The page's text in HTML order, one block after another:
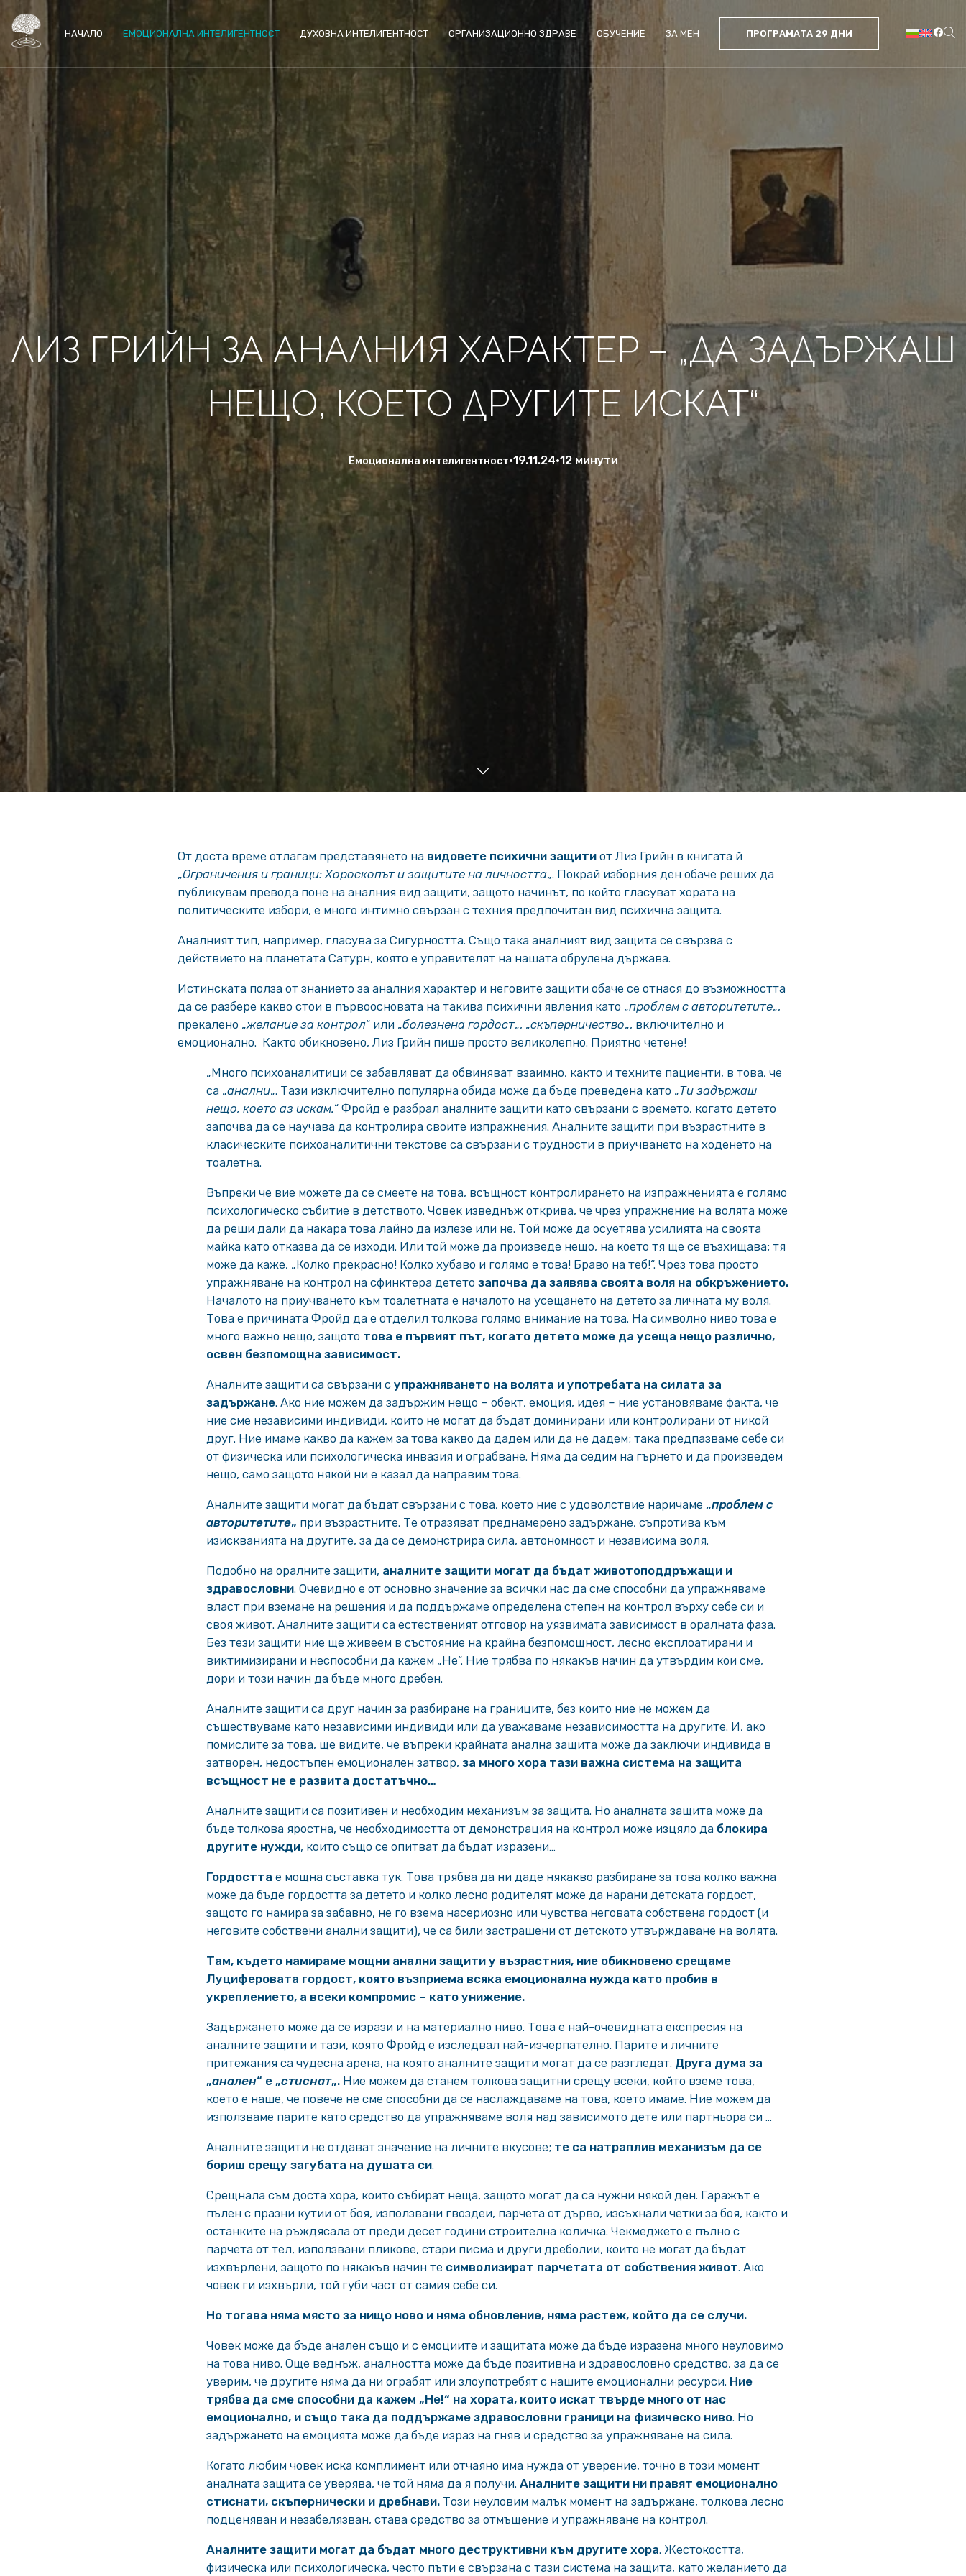
НАЧАЛО ЕМОЦИОНАЛНА ИНТЕЛИГЕНТНОСТ ДУХОВНА ИНТЕЛИГЕНТНОСТ ОРГАНИЗАЦИОННО ЗДРАВЕ ОБУЧЕНИЕ ЗА МЕН ПРОГРАМАТА 29 ДНИ
ЛИЗ ГРИЙН ЗА АНАЛНИЯ ХАРАКТЕР – „ДА ЗАДЪРЖАШ
НЕЩО, КОЕТО ДРУГИТЕ ИСКАТ“
Емоционална интелигентност•19.11.24•12 минути
От доста време отлагам представянето на видовете психични защити от Лиз Грийн в книгата й
„Ограничения и граници: Хороскопът и защитите на личността„. Покрай изборния ден обаче реших да
публикувам превода поне на аналния вид защити, защото начинът, по който гласуват хората на
политическите избори, е много интимно свързан с техния предпочитан вид психична защита.
Аналният тип, например, гласува за Сигурността. Също така аналният вид защита се свързва с
действието на планетата Сатурн, която е управителят на нашата обрулена държава.
Истинската полза от знанието за аналния характер и неговите защити обаче се отнася до възможността
да се разбере какво стои в първоосновата на такива психични явления като „проблем с авторитетите„,
прекалено „желание за контрол“ или „болезнена гордост„, „скъперничество„, включително и
емоционално. Както обикновено, Лиз Грийн пише просто великолепно. Приятно четене!
„Много психоаналитици се забавляват да обвиняват взаимно, както и техните пациенти, в това, че
са „анални„. Тази изключително популярна обида може да бъде преведена като „Ти задържаш
нещо, което аз искам.“ Фройд е разбрал аналните защити като свързани с времето, когато детето
започва да се научава да контролира своите изпражнения. Аналните защити при възрастните в
класическите психоаналитични текстове са свързани с трудности в приучването на ходенето на
тоалетна.
Въпреки че вие можете да се смеете на това, всъщност контролирането на изпражненията е голямо
психологическо събитие в детството. Човек изведнъж открива, че чрез упражнение на волята може
да реши дали да накара това лайно да излезе или не. Той може да осуетява усилията на своята
майка като отказва да се изходи. Или той може да произведе нещо, на което тя ще се възхищава; тя
може да каже, „Колко прекрасно! Колко хубаво и голямо е това! Браво на теб!“. Чрез това просто
упражняване на контрол на сфинктера детето започва да заявява своята воля на обкръжението.
Началото на приучването към тоалетната е началото на усещането на детето за личната му воля.
Това е причината Фройд да е отделил толкова голямо внимание на това. На символно ниво това е
много важно нещо, защото това е първият път, когато детето може да усеща нещо различно,
освен безпомощна зависимост.
Аналните защити са свързани с упражняването на волята и употребата на силата за
задържане. Ако ние можем да задържим нещо – обект, емоция, идея – ние установяваме факта, че
ние сме независими индивиди, които не могат да бъдат доминирани или контролирани от никой
друг. Ние имаме какво да кажем за това какво да дадем или да не дадем; така предпазваме себе си
от физическа или психологическа инвазия и ограбване. Няма да седим на гърнето и да произведем
нещо, само защото някой ни е казал да направим това.
Аналните защити могат да бъдат свързани с това, което ние с удоволствие наричаме „проблем с
авторитетите„ при възрастните. Те отразяват преднамерено задържане, съпротива към
изискванията на другите, за да се демонстрира сила, автономност и независима воля.
Подобно на оралните защити, аналните защити могат да бъдат животоподдръжащи и
здравословни. Очевидно е от основно значение за всички нас да сме способни да упражняваме
власт при вземане на решения и да поддържаме определена степен на контрол върху себе си и
своя живот. Аналните защити са естественият отговор на уязвимата зависимост в оралната фаза.
Без тези защити ние ще живеем в състояние на крайна безпомощност, лесно експлоатирани и
виктимизирани и неспособни да кажем „Не“. Ние трябва по някакъв начин да утвърдим кои сме,
дори и този начин да бъде много дребен.
Аналните защити са друг начин за разбиране на границите, без които ние не можем да
съществуваме като независими индивиди или да уважаваме независимостта на другите. И, ако
помислите за това, ще видите, че въпреки крайната анална защита може да заключи индивида в
затворен, недостъпен емоционален затвор, за много хора тази важна система на защита
всъщност не е развита достатъчно…
Аналните защити са позитивен и необходим механизъм за защита. Но аналната защита може да
бъде толкова яростна, че необходимостта от демонстрация на контрол може изцяло да блокира
другите нужди, които също се опитват да бъдат изразени…
Гордостта е мощна съставка тук. Това трябва да ни даде някакво разбиране за това колко важна
може да бъде гордостта за детето и колко лесно родителят може да нарани детската гордост,
защото го намира за забавно, не го взема насериозно или чувства неговата собствена гордост (и
неговите собствени анални защити), че са били застрашени от детското утвърждаване на волята.
Там, където намираме мощни анални защити у възрастния, ние обикновено срещаме
Луциферовата гордост, която възприема всяка емоционална нужда като пробив в
укреплението, а всеки компромис – като унижение.
Задържането може да се изрази и на материално ниво. Това е най-очевидната експресия на
аналните защити и тази, която Фройд е изследвал най-изчерпателно. Парите и личните
притежания са чудесна арена, на която аналните защити могат да се разгледат. Друга дума за
„анален“ е „стиснат„. Ние можем да станем толкова защитни срещу всеки, който вземе това,
което е наше, че повече не сме способни да се наслаждаваме на това, което имаме. Ние можем да
използваме парите като средство да упражняваме воля над зависимото дете или партньора си …
Аналните защити не отдават значение на личните вкусове; те са натраплив механизъм да се
бориш срещу загубата на душата си.
Срещнала съм доста хора, които събират неща, защото могат да са нужни някой ден. Гаражът е
пълен с празни кутии от боя, използвани гвоздеи, парчета от дърво, изсъхнали четки за боя, както и
останките на ръждясала от преди десет години строителна количка. Чекмеджето е пълно с
парчета от тел, използвани пликове, стари писма и други дреболии, които не могат да бъдат
изхвърлени, защото по някакъв начин те символизират парчетата от собствения живот. Ако
човек ги изхвърли, той губи част от самия себе си.
Но тогава няма място за нищо ново и няма обновление, няма растеж, който да се случи.
Човек може да бъде анален също и с емоциите и защитата може да бъде изразена много неуловимо
на това ниво. Още веднъж, аналността може да бъде позитивна и здравословно средство, за да се
уверим, че другите няма да ни ограбят или злоупотребят с нашите емоционални ресурси. Ние
трябва да сме способни да кажем „Не!“ на хората, които искат твърде много от нас
емоционално, и също така да поддържаме здравословни граници на физическо ниво. Но
задържането на емоцията може да бъде израз на гняв и средство за упражняване на сила.
Когато любим човек иска комплимент или отчаяно има нужда от уверение, точно в този момент
аналната защита се уверява, че той няма да я получи. Аналните защити ни правят емоционално
стиснати, скъпернически и дребнави. Този неуловим малък момент на задържане, толкова лесно
подценяван и незабелязван, става средство за отмъщение и упражняване на контрол.
Аналните защити могат да бъдат много деструктивни към другите хора. Жестокостта,
физическа или психологическа, често пъти е свързана с тази система на защита, като желанието да